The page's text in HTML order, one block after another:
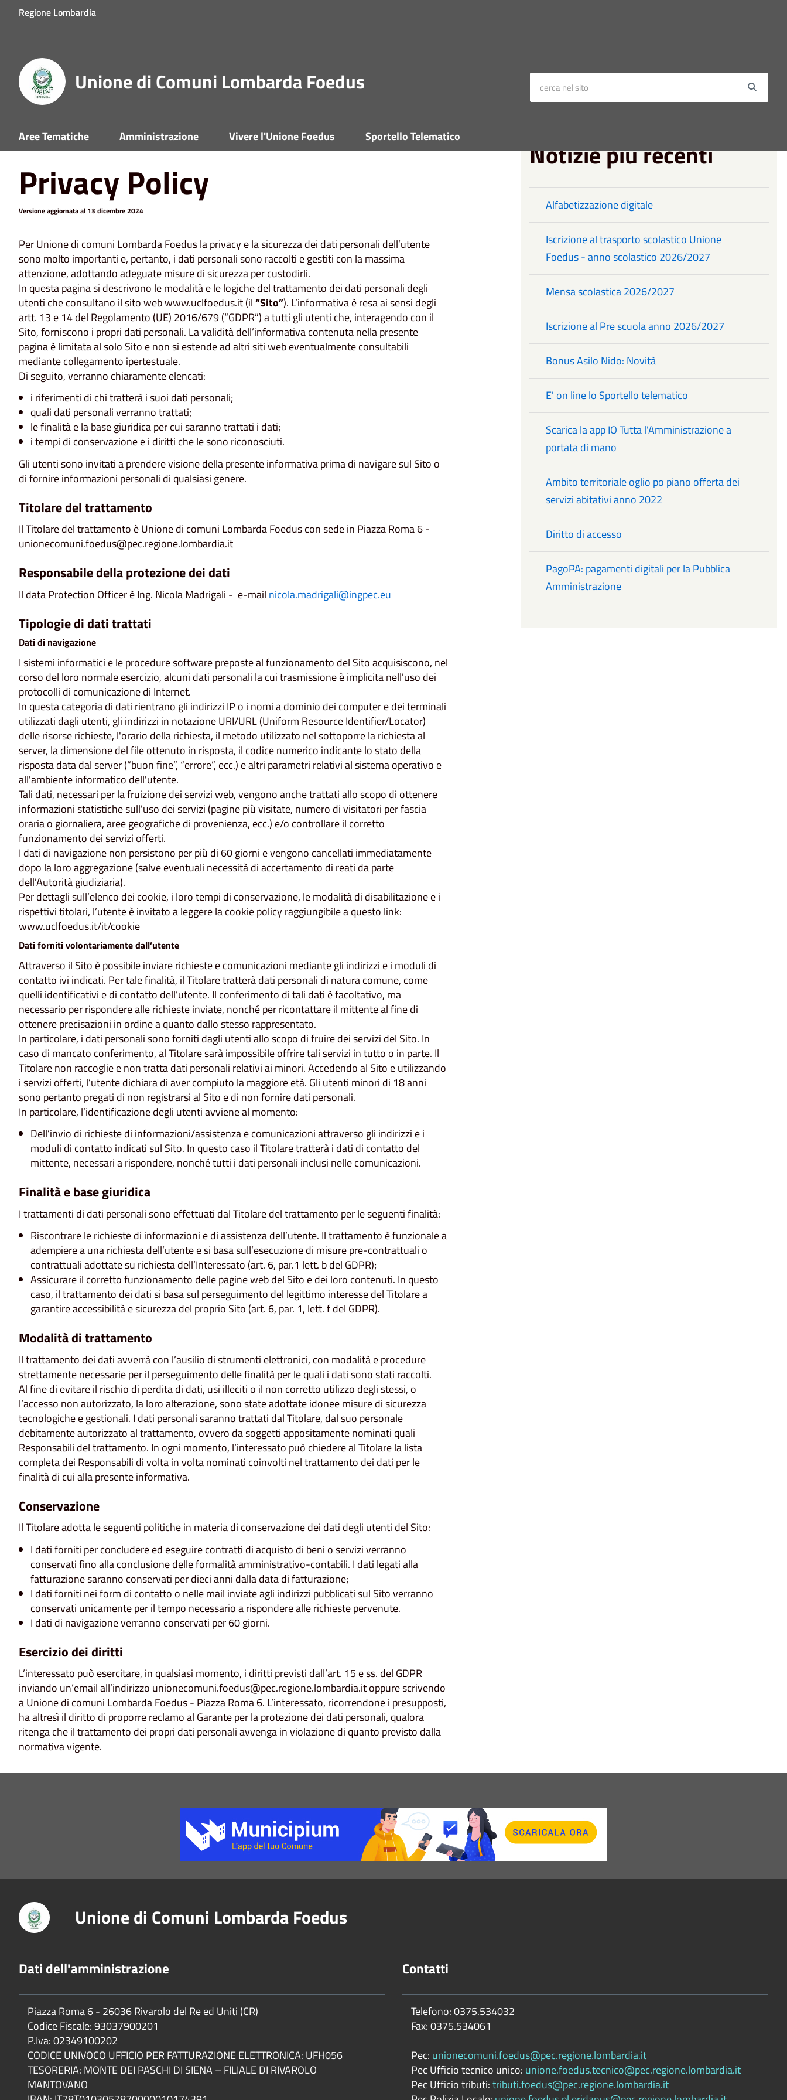
Regione Lombardia
Unione di Comuni Lombarda Foedus
Aree Tematiche Amministrazione Vivere l'Unione Foedus Sportello Telematico
Home Privacy
Privacy Policy
Versione aggiornata al 13 dicembre 2024
Per Unione di comuni Lombarda Foedus la privacy e la sicurezza dei dati personali dell’utente
sono molto importanti e, pertanto, i dati personali sono raccolti e gestiti con la massima
attenzione, adottando adeguate misure di sicurezza per custodirli.
In questa pagina si descrivono le modalità e le logiche del trattamento dei dati personali degli
utenti che consultano il sito web www.uclfoedus.it (il“Sito”). L’informativa è resa ai sensi degli
artt. 13 e 14 del Regolamento (UE) 2016/679 (“GDPR”) a tutti gli utenti che, interagendo con il
Sito, forniscono i propri dati personali. La validità dell’informativa contenuta nella presente
pagina è limitata al solo Sito e non si estende ad altri siti web eventualmente consultabili
mediante collegamento ipertestuale.
Di seguito, verranno chiaramente elencati:
i riferimenti di chi tratterà i suoi dati personali;
quali dati personali verranno trattati;
le finalità e la base giuridica per cui saranno trattati i dati;
i tempi di conservazione e i diritti che le sono riconosciuti.
Gli utenti sono invitati a prendere visione della presente informativa prima di navigare sul Sito o
di fornire informazioni personali di qualsiasi genere.
Titolare del trattamento
Il Titolare del trattamento è Unione di comuni Lombarda Foedus con sede in Piazza Roma 6 -
unionecomuni.foedus@pec.regione.lombardia.it
Responsabile della protezione dei dati
Il data Protection Officer è Ing. Nicola Madrigali - e-mail nicola.madrigali@ingpec.eu
Tipologie di dati trattati
Dati di navigazione
I sistemi informatici e le procedure software preposte al funzionamento del Sito acquisiscono, nel
corso del loro normale esercizio, alcuni dati personali la cui trasmissione è implicita nell'uso dei
protocolli di comunicazione di Internet.
In questa categoria di dati rientrano gli indirizzi IP o i nomi a dominio dei computer e dei terminali
utilizzati dagli utenti, gli indirizzi in notazione URI/URL (Uniform Resource Identifier/Locator)
delle risorse richieste, l'orario della richiesta, il metodo utilizzato nel sottoporre la richiesta al
server, la dimensione del file ottenuto in risposta, il codice numerico indicante lo stato della
risposta data dal server (“buon fine”, “errore”, ecc.) e altri parametri relativi al sistema operativo e
all'ambiente informatico dell'utente.
Tali dati, necessari per la fruizione dei servizi web, vengono anche trattati allo scopo di ottenere
informazioni statistiche sull'uso dei servizi (pagine più visitate, numero di visitatori per fascia
oraria o giornaliera, aree geografiche di provenienza, ecc.) e/o controllare il corretto
funzionamento dei servizi offerti.
I dati di navigazione non persistono per più di 60 giorni e vengono cancellati immediatamente
dopo la loro aggregazione (salve eventuali necessità di accertamento di reati da parte
dell'Autorità giudiziaria).
Per dettagli sull’elenco dei cookie, i loro tempi di conservazione, le modalità di disabilitazione e i
rispettivi titolari, l’utente è invitato a leggere la cookie policy raggiungibile a questo link:
www.uclfoedus.it/it/cookie
Dati forniti volontariamente dall’utente
Attraverso il Sito è possibile inviare richieste e comunicazioni mediante gli indirizzi e i moduli di
contatto ivi indicati. Per tale finalità, il Titolare tratterà dati personali di natura comune, come
quelli identificativi e di contatto dell’utente. Il conferimento di tali dati è facoltativo, ma
necessario per rispondere alle richieste inviate, nonché per ricontattare il mittente al fine di
ottenere precisazioni in ordine a quanto dallo stesso rappresentato.
In particolare, i dati personali sono forniti dagli utenti allo scopo di fruire dei servizi del Sito. In
caso di mancato conferimento, al Titolare sarà impossibile offrire tali servizi in tutto o in parte. Il
Titolare non raccoglie e non tratta dati personali relativi ai minori. Accedendo al Sito e utilizzando
i servizi offerti, l’utente dichiara di aver compiuto la maggiore età. Gli utenti minori di 18 anni
sono pertanto pregati di non registrarsi al Sito e di non fornire dati personali.
In particolare, l’identificazione degli utenti avviene al momento:
Dell’invio di richieste di informazioni/assistenza e comunicazioni attraverso gli indirizzi e i
moduli di contatto indicati sul Sito. In questo caso il Titolare tratterà i dati di contatto del
mittente, necessari a rispondere, nonché tutti i dati personali inclusi nelle comunicazioni.
Finalità e base giuridica
I trattamenti di dati personali sono effettuati dal Titolare del trattamento per le seguenti finalità:
Riscontrare le richieste di informazioni e di assistenza dell’utente. Il trattamento è funzionale a
adempiere a una richiesta dell’utente e si basa sull’esecuzione di misure pre-contrattuali o
contrattuali adottate su richiesta dell’Interessato (art. 6, par.1 lett. b del GDPR);
Assicurare il corretto funzionamento delle pagine web del Sito e dei loro contenuti. In questo
caso, il trattamento dei dati si basa sul perseguimento del legittimo interesse del Titolare a
garantire accessibilità e sicurezza del proprio Sito (art. 6, par. 1, lett. f del GDPR).
Modalità di trattamento
Il trattamento dei dati avverrà con l’ausilio di strumenti elettronici, con modalità e procedure
strettamente necessarie per il perseguimento delle finalità per le quali i dati sono stati raccolti.
Al fine di evitare il rischio di perdita di dati, usi illeciti o il non corretto utilizzo degli stessi, o
l’accesso non autorizzato, la loro alterazione, sono state adottate idonee misure di sicurezza
tecnologiche e gestionali. I dati personali saranno trattati dal Titolare, dal suo personale
debitamente autorizzato al trattamento, ovvero da soggetti appositamente nominati quali
Responsabili del trattamento. In ogni momento, l’interessato può chiedere al Titolare la lista
completa dei Responsabili di volta in volta nominati coinvolti nel trattamento dei dati per le
finalità di cui alla presente informativa.
Conservazione
Il Titolare adotta le seguenti politiche in materia di conservazione dei dati degli utenti del Sito:
I dati forniti per concludere ed eseguire contratti di acquisto di beni o servizi verranno
conservati fino alla conclusione delle formalità amministrativo-contabili. I dati legati alla
fatturazione saranno conservati per dieci anni dalla data di fatturazione;
I dati forniti nei form di contatto o nelle mail inviate agli indirizzi pubblicati sul Sito verranno
conservati unicamente per il tempo necessario a rispondere alle richieste pervenute.
I dati di navigazione verranno conservati per 60 giorni.
Esercizio dei diritti
L’interessato può esercitare, in qualsiasi momento, i diritti previsti dall’art. 15 e ss. del GDPR
inviando un’email all’indirizzo unionecomuni.foedus@pec.regione.lombardia.it oppure scrivendo
a Unione di comuni Lombarda Foedus - Piazza Roma 6. L’interessato, ricorrendone i presupposti,
ha altresì il diritto di proporre reclamo al Garante per la protezione dei dati personali, qualora
ritenga che il trattamento dei propri dati personali avvenga in violazione di quanto previsto dalla
normativa vigente.
Notizie più recenti
Alfabetizzazione digitale
Iscrizione al trasporto scolastico Unione
Foedus - anno scolastico 2026/2027
Mensa scolastica 2026/2027
Iscrizione al Pre scuola anno 2026/2027
Bonus Asilo Nido: Novità
E' on line lo Sportello telematico
Scarica la app IO Tutta l'Amministrazione a
portata di mano
Ambito territoriale oglio po piano offerta dei
servizi abitativi anno 2022
Diritto di accesso
PagoPA: pagamenti digitali per la Pubblica
Amministrazione
Unione di Comuni Lombarda Foedus
Dati dell'amministrazione
Piazza Roma 6 - 26036 Rivarolo del Re ed Uniti (CR)
Codice Fiscale: 93037900201
P.Iva: 02349100202
CODICE UNIVOCO UFFICIO PER FATTURAZIONE ELETTRONICA: UFH056
TESORERIA: MONTE DEI PASCHI DI SIENA – FILIALE DI RIVAROLO
MANTOVANO
Contatti
Telefono: 0375.534032
Fax: 0375.534061
Pec: unionecomuni.foedus@pec.regione.lombardia.it
Pec Ufficio tecnico unico: unione.foedus.tecnico@pec.regione.lombardia.it
Pec Ufficio tributi:tributi.foedus@pec.regione.lombardia.it